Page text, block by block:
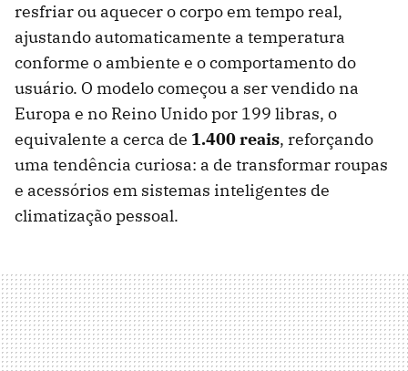
resfriar ou aquecer o corpo em tempo real,
ajustando automaticamente a temperatura
conforme o ambiente e o comportamento do
usuário. O modelo começou a ser vendido na
Europa e no Reino Unido por 199 libras, o
equivalente a cerca de 1.400 reais, reforçando
uma tendência curiosa: a de transformar roupas
e acessórios em sistemas inteligentes de
climatização pessoal.